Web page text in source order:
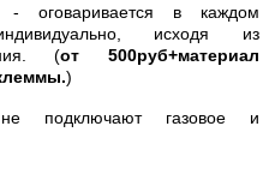
- оговаривается в каждом
исходя из
(от 500руб+материал
)
подключают газовое и